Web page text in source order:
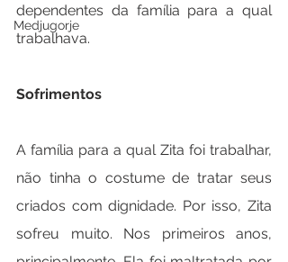
Medjugorje
dependentes da família para a qual
trabalhava.
Sofrimentos
A família para a qual Zita foi trabalhar,
não tinha o costume de tratar seus
criados com dignidade. Por isso, Zita
sofreu muito. Nos primeiros anos,